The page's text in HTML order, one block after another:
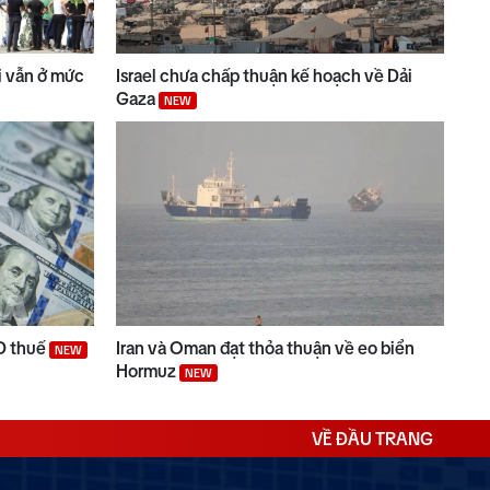
vẫn ở mức
Israel chưa chấp thuận kế hoạch về Dải
Gaza
NEW
thuế NEW
Iran và Oman đạt thỏa thuận về eo biển
Hormuz
NEW
VỀ ĐẦU TRANG